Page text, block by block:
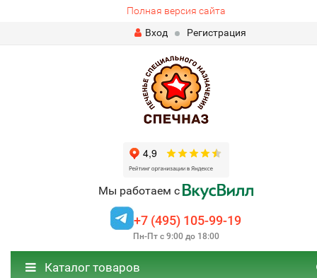
Полная версия сайта
Вход
Регистрация
Мы работаем с
+7 (495) 105-99-19
Пн-Пт с 9:00 до 18:00
Каталог товаров